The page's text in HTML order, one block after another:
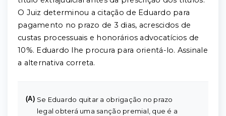
O Juiz determinou a citação de Eduardo para
pagamento no prazo de 3 dias, acrescidos de
custas processuais e honorários advocatícios de
10%. Eduardo lhe procura para orientá-lo. Assinale
a alternativa correta.
(A) Se Eduardo quitar a obrigação no prazo
legal obterá uma sanção premial, que é a